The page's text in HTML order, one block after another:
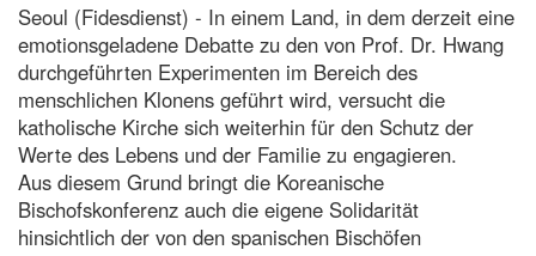
Seoul (Fidesdienst) - In einem Land, in dem derzeit eine
emotionsgeladene Debatte zu den von Prof. Dr. Hwang
durchgeführten Experimenten im Bereich des
menschlichen Klonens geführt wird, versucht die
katholische Kirche sich weiterhin für den Schutz der
Werte des Lebens und der Familie zu engagieren.
Aus diesem Grund bringt die Koreanische
Bischofskonferenz auch die eigene Solidarität
hinsichtlich der von den spanischen Bischöfen